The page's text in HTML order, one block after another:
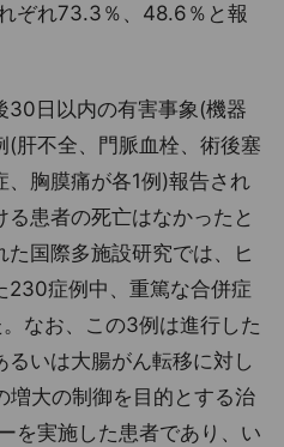
ぞれ73.3％、48.6％と報
30日以内の有害事象(機器
肝不全、門脈血栓、術後塞
胸膜痛が各1例)報告され
患者の死亡はなかったと
国際多施設研究では、ヒ
230症例中、重篤な合併症
なお、この3例は進行した
いは大腸がん転移に対し
増大の制御を目的とする治
を実施した患者であり、い